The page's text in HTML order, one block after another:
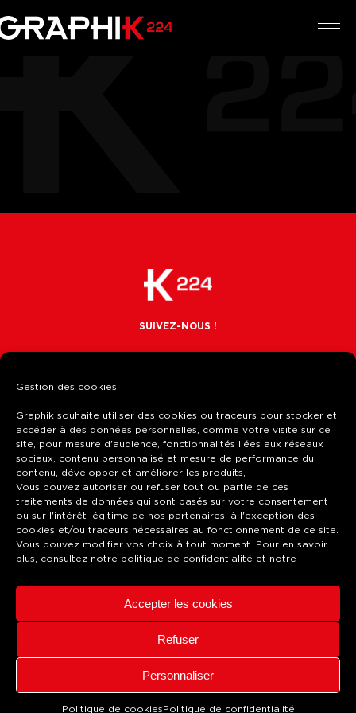
Gestion des cookies
Graphik souhaite utiliser des cookies ou traceurs pour stocker et
accéder à des données personnelles, comme votre visite sur ce
site, pour mesure d'audience, fonctionnalités liées aux réseaux
sociaux, contenu personnalisé et mesure de performance du
contenu, développer et améliorer les produits,
Vous pouvez autoriser ou refuser tout ou partie de ces
traitements de données qui sont basés sur votre consentement
ou sur l'intérêt légitime de nos partenaires, à l'exception des
cookies et/ou traceurs nécessaires au fonctionnement de ce site.
Vous pouvez modifier vos choix à tout moment. Pour en savoir
plus, consultez notre politique de confidentialité et notre
Accepter les cookies
Refuser
Personnaliser
Politique de cookiesPolitique de confidentialité
CONTACT
SUIVEZ-NOUS !
RETAIL
EVENT
DÉCO
RE-BOARD
SERVICES
Légales